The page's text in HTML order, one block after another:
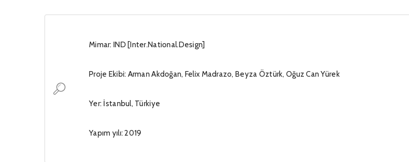
Mimar: IND [Inter.National.Design]
Proje Ekibi: Arman Akdoğan, Felix Madrazo, Beyza Öztürk, Oğuz Can Yürek
Yer: İstanbul, Türkiye
Yapım yılı: 2019